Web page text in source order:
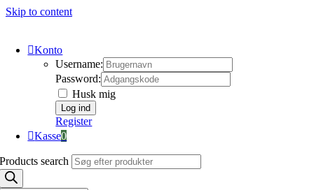
Skip to content
Konto
Username:
Password:
Husk mig
Register
Kasse0
Products search